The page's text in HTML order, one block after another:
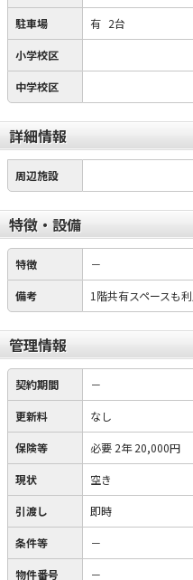
駐車場 有 2台
小学校区
中学校区
詳細情報
周辺施設
特徴・設備
特徴 －
備考 1階共有スペースも
管理情報
契約期間 －
更新料 なし
保険等 必要 2年 20,000円
現状 空き
引渡し 即時
条件等 －
物件番号 －